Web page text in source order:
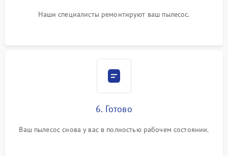
Наши специалисты ремонтируют ваш пылесос.
6. Готово
Ваш пылесос снова у вас в полностью рабочем состоянии.